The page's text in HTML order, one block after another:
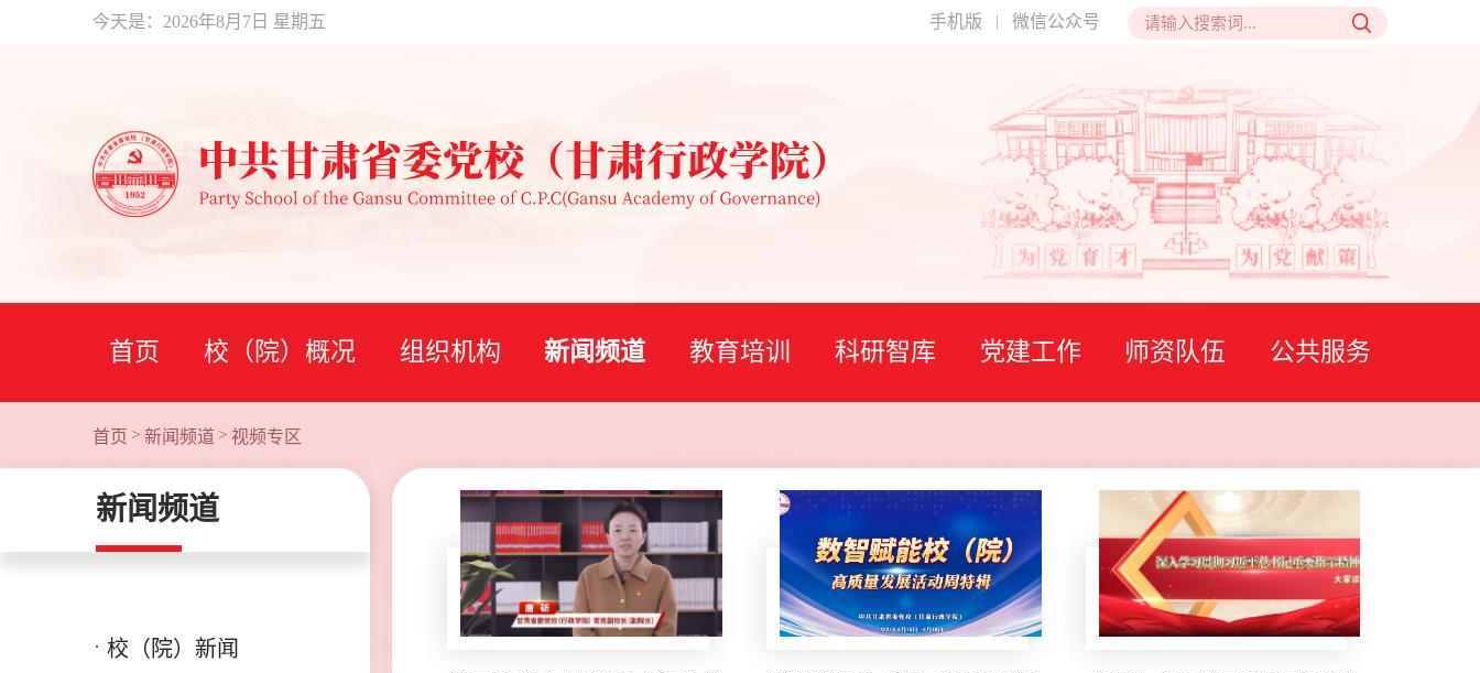
今天是： 2026年8月7日 星期五 手机版 微信公众号
首页 校（院）概况 组织机构 新闻频道 教育培训 科研智库 党建工作 师资队伍 公共服务
首页 > 新闻频道 > 视频专区
新闻频道
校（院）新闻